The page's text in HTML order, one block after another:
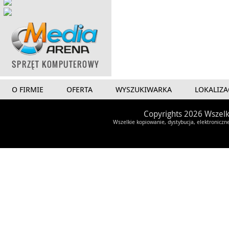
O FIRMIE OFERTA WYSZUKIWARKA
Copyrights 2026
Wszelkie kopiowanie, dystybucja,